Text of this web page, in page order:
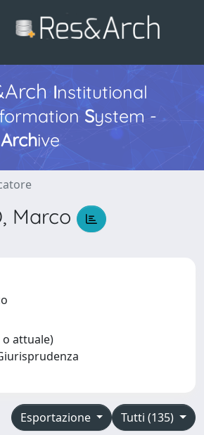
Institutional
System -
Archive
Marco
attuale)
Tutti (135)
Esportazione